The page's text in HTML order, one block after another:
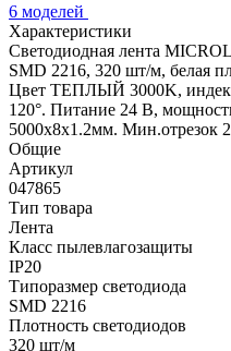
6 моделей
Характеристики
Светодиодная лента
SMD 2216, 320 шт/м, белая
Цвет ТЕПЛЫЙ 3000K,
120°. Питание 24 В,
5000x8x1.2мм. Мин.отрезок
Общие
Артикул
047865
Тип товара
Лента
Класс пылевлагозащиты
IP20
Типоразмер светодиода
SMD 2216
Плотность светодиодов
320 шт/м